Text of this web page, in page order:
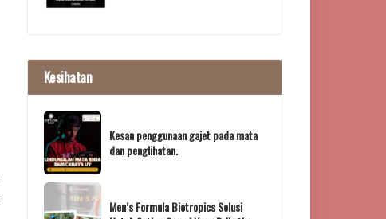
Kesihatan
Kesan penggunaan gajet pada mata
dan penglihatan.
Men’s Formula Biotropics Solusi